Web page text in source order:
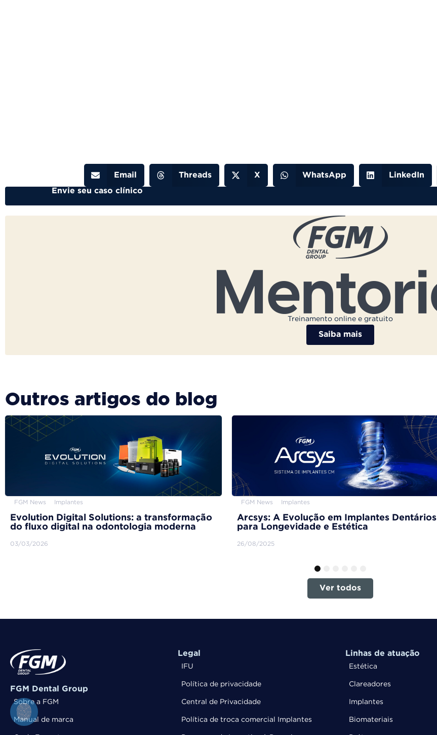
Email Threads X WhatsApp LinkedIn
Envie seu caso clínico
Treinamento online e gratuito
Saiba mais
Outros artigos do blog
FGM News Implantes
Evolution Digital Solutions: a transformação
do fluxo digital na odontologia moderna
03/03/2026
FGM News Implantes
Arcsys: A Evolução em Implantes Dentários
para Longevidade e Estética
26/08/2025
4
Ver todos
FGM Dental Group
Sobre a FGM
Manual de marca
Legal
IFU
Política de privacidade
Central de Privacidade
Política de troca comercial Implantes
Linhas de atuação
Estética
Clareadores
Implantes
Biomateriais